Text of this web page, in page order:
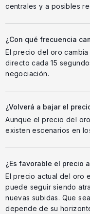
centrales y a posibles
¿Con qué frecuencia
El precio del oro
directo cada 15
negociación.
¿Volverá a bajar el
Aunque el precio del
existen escenarios en
¿Es favorable el precio
El precio actual del oro
puede seguir siendo
nuevas subidas. Que
depende de su